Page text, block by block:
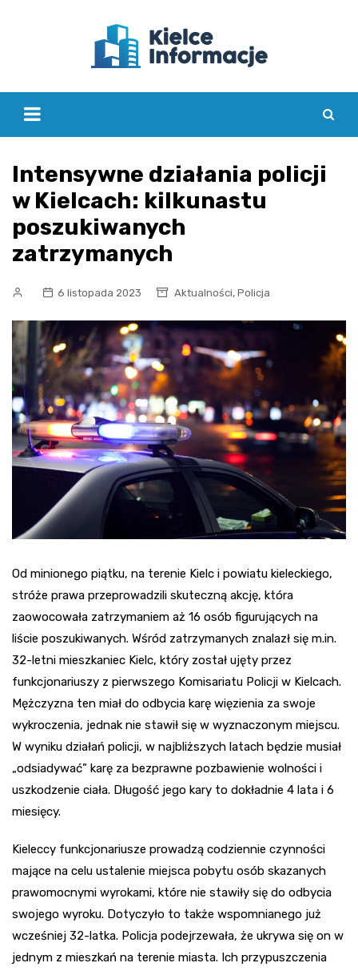
Intensywne działania policji
w Kielcach: kilkunastu
poszukiwanych
zatrzymanych
6 listopada 2023 Aktualności, Policja
Od minionego piątku, na terenie Kielc i powiatu kieleckiego,
stróże prawa przeprowadzili skuteczną akcję, która
zaowocowała zatrzymaniem aż 16 osób figurujących na
liście poszukiwanych. Wśród zatrzymanych znalazł się m.in.
32-letni mieszkaniec Kielc, który został ujęty przez
funkcjonariuszy z pierwszego Komisariatu Policji w Kielcach.
Mężczyzna ten miał do odbycia karę więzienia za swoje
wykroczenia, jednak nie stawił się w wyznaczonym miejscu.
W wyniku działań policji, w najbliższych latach będzie musiał
„odsiadywać” karę za bezprawne pozbawienie wolności i
uszkodzenie ciała. Długość jego kary to dokładnie 4 lata i 6
miesięcy.
Kieleccy funkcjonariusze prowadzą codziennie czynności
mające na celu ustalenie miejsca pobytu osób skazanych
prawomocnymi wyrokami, które nie stawiły się do odbycia
swojego wyroku. Dotyczyło to także wspomnianego już
wcześniej 32-latka. Policja podejrzewała, że ukrywa się on w
jednym z mieszkań na terenie miasta. Ich przypuszczenia